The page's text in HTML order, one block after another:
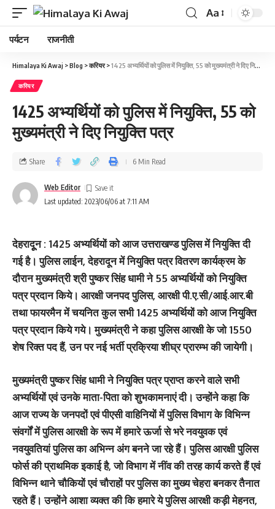
Aa
पर्यटन राजनीती
Himalaya Ki Awaj >Blog >करियर>1425 अभ्‍यर्थियों को पुलिस में नियुक्‍ति, 55 को मुख्‍यमंत्री ने दिए नियुक्ति पत्र
करियर
1425 अभ्‍यर्थियों को पुलिस में नियुक्‍ति, 55 को
मुख्‍यमंत्री ने दिए नियुक्ति पत्र
Last updated: 2023/06/06 at 7:11 AM
Web Editor
Share 6 Min Read
देहरादूून : 1425 अभ्यर्थियों को आज उत्तराखण्ड पुलिस में नियुक्ति दी
गई है। पुलिस लाईन, देहरादून में नियुक्ति पत्र वितरण कार्यक्रम के
दौरान मुख्यमंत्री श्री पुष्कर सिंह धामी ने 55 अभ्यर्थियों को नियुक्ति
पत्र प्रदान किये। आरक्षी जनपद पुलिस, आरक्षी पी.ए.सी/आई.आर.बी
तथा फायरमैन में चयनित कुल सभी 1425 अभ्यर्थियों को आज नियुक्ति
पत्र प्रदान किये गये। मुख्यमंत्री ने कहा पुलिस आरक्षी के जो 1550
शेष रिक्त पद हैं, उन पर नई भर्ती प्रक्रिया शीघ्र प्रारम्भ की जायेगी।
मुख्यमंत्री पुष्कर सिंह धामी ने नियुक्ति पत्र प्राप्त करने वाले सभी
अभ्यर्थियों एवं उनके माता-पिता को शुभकामनाएं दी। उन्होंने कहा कि
आज राज्य के जनपदों एवं पीएसी वाहिनियों में पुलिस विभाग के विभिन्न
संवर्गों में पुलिस आरक्षी के रूप में हमारे ऊर्जा से भरे नवयुवक एवं
नवयुवतियां पुलिस का अभिन्न अंग बनने जा रहे हैं। पुलिस आरक्षी पुलिस
फोर्स की प्राथमिक इकाई है, जो विभाग में नींव की तरह कार्य करते हैं एवं
विभिन्न थाने चौकियों एवं चौराहों पर पुलिस का मुख्य चेहरा बनकर तैनात
रहते हैं। उन्होंने आशा व्यक्त की कि हमारे ये पुलिस आरक्षी कड़ी मेहनत,